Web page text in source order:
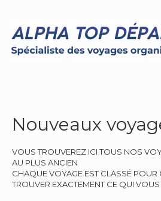
content
Nouveaux
VOUS TROUVEREZ ICI TOUS NOS
AU PLUS ANCIEN
CHAQUE VOYAGE EST CLASSÉ
TROUVER EXACTEMENT CE QUI VOUS